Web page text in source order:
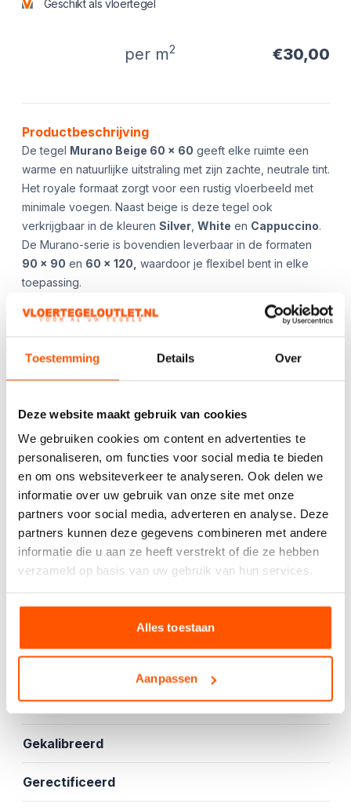
Toestemming Details Over
Deze website maakt gebruik van cookies
We gebruiken cookies om content en advertenties te
personaliseren, om functies voor social media te bieden
en om ons websiteverkeer te analyseren. Ook delen we
informatie over uw gebruik van onze site met onze
partners voor social media, adverteren en analyse. Deze
partners kunnen deze gegevens combineren met andere
informatie die u aan ze heeft verstrekt of die ze hebben
verzameld op basis van uw gebruik van hun services.
Alles toestaan
Aanpassen
Geschikt als vloertegel
per m2 €30,00
Product informatie
Productbeschrijving
De tegel Murano Beige 60 x 60 geeft elke ruimte een
warme en natuurlijke uitstraling met zijn zachte, neutrale tint.
Het royale formaat zorgt voor een rustig vloerbeeld met
minimale voegen. Naast beige is deze tegel ook
verkrijgbaar in de kleuren Silver, White en Cappuccino.
De Murano-serie is bovendien leverbaar in de formaten
90 x 90 en 60 x 120, waardoor je flexibel bent in elke
toepassing.
**App ons gerust voor de beschikbaarheid en/of
aanvullende afbeeldingen!**
Kies het aantal:
Berekentool
Offerte aanvragen
Specificaties
Vorstbestendig
Gekalibreerd
Gerectificeerd